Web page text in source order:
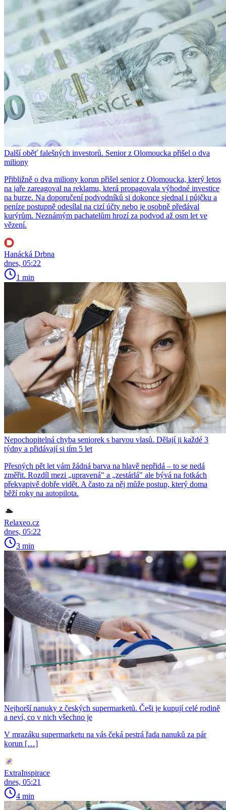
Další oběť falešných investorů. Senior z Olomoucka přišel o dva
miliony
Přibližně o dva miliony korun přišel senior z Olomoucka, který letos
na jaře zareagoval na reklamu, která propagovala výhodné investice
na burze. Na doporučení podvodníků si dokonce sjednal i půjčku a
peníze postupně odesílal na cizí účty nebo je osobně předával
kurýrům. Neznámým pachatelům hrozí za podvod až osm let ve
vězení.
Hanácká Drbna
dnes, 05:22
1 min
Nepochopitelná chyba seniorek s barvou vlasů. Dělají ji každé 3
týdny a přidávají si tím 5 let
Přesných pět let vám žádná barva na hlavě nepřidá – to se nedá
změřit. Rozdíl mezi „upravená" a „zestárlá" ale bývá na fotkách
překvapivě dobře vidět. A často za něj může postup, který doma
běží roky na autopilota.
Relaxeo.cz
dnes, 05:22
3 min
Nejhorší nanuky z českých supermarketů. Češi je kupují celé rodině
a neví, co v nich všechno je
V mrazáku supermarketu na vás čeká pestrá řada nanuků za pár
korun […]
ExtraInspirace
dnes, 05:21
4 min